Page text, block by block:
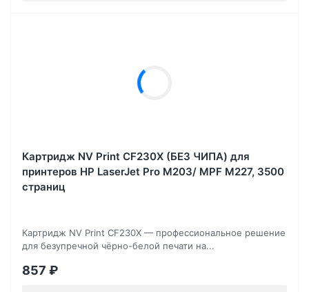
Картридж NV Print CF230X (БЕЗ ЧИПА) для
принтеров HP LaserJet Pro M203/ MPF M227, 3500
страниц
Картридж NV Print CF230X — профессиональное решение
для безупречной чёрно-белой печати на...
857 ₽